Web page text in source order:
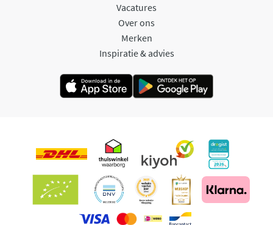
Vacatures
Over ons
Merken
Inspiratie & advies